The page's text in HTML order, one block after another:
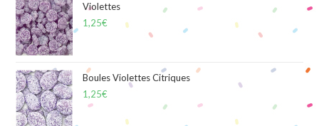
Violettes
1,25€
Boules Violettes Citriques
1,25€